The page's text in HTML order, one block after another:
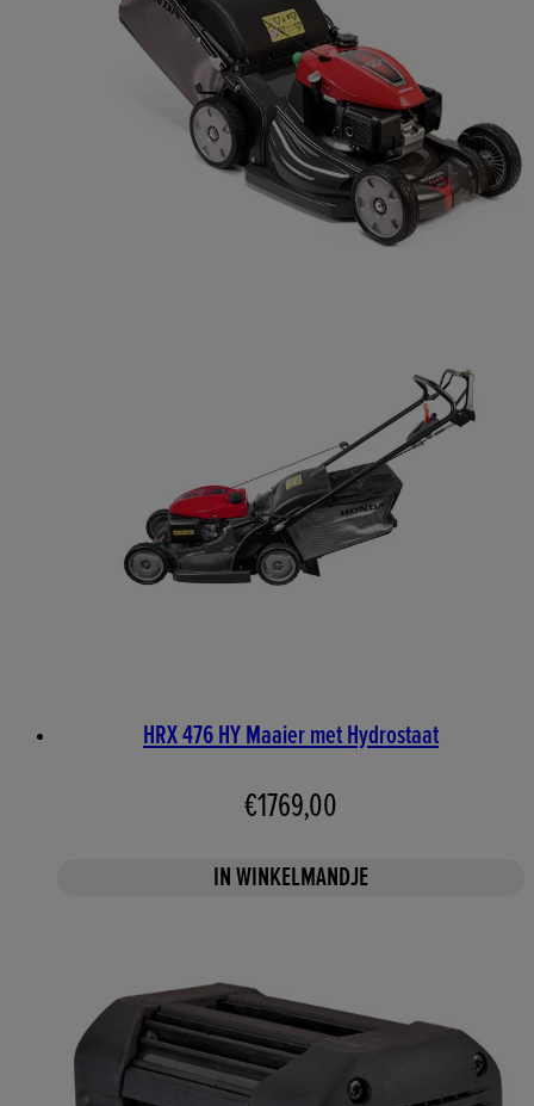
HRX 476 HY Maaier met Hydrostaat
€1769,00
IN WINKELMANDJE